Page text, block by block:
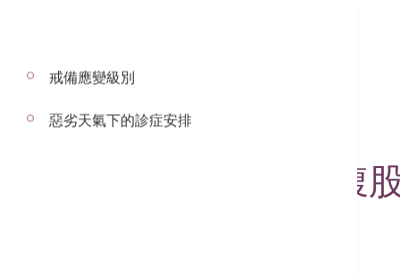
2022年1月1日
最常見的小腸氣: 腹
戒備應變級別
惡劣天氣下的診症安排